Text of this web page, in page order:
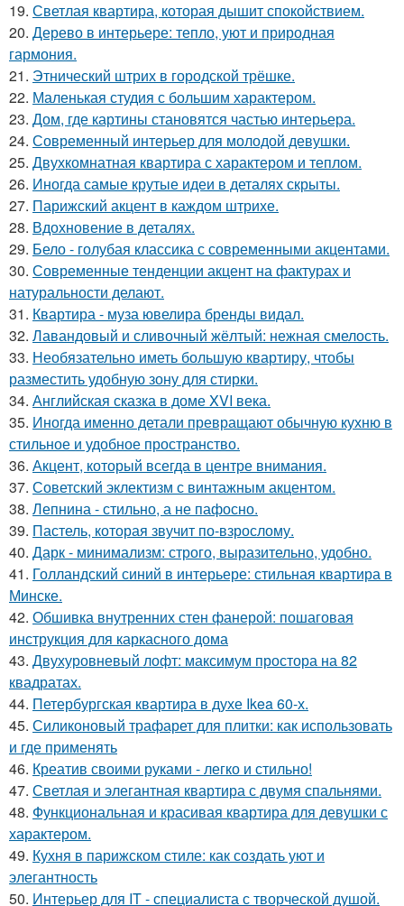
19. Светлая квартира, которая дышит спокойствием.
20. Дерево в интерьере: тепло, уют и природная
гармония.
21. Этнический штрих в городской трёшке.
22. Маленькая студия с большим характером.
23. Дом, где картины становятся частью интерьера.
24. Современный интерьер для молодой девушки.
25. Двухкомнатная квартира с характером и теплом.
26. Иногда самые крутые идеи в деталях скрыты.
27. Парижский акцент в каждом штрихе.
28. Вдохновение в деталях.
29. Бело - голубая классика с современными акцентами.
30. Современные тенденции акцент на фактурах и
натуральности делают.
31. Квартира - муза ювелира бренды видал.
32. Лавандовый и сливочный жёлтый: нежная смелость.
33. Необязательно иметь большую квартиру, чтобы
разместить удобную зону для стирки.
34. Английская сказка в доме XVI века.
35. Иногда именно детали превращают обычную кухню в
стильное и удобное пространство.
36. Акцент, который всегда в центре внимания.
37. Советский эклектизм с винтажным акцентом.
38. Лепнина - стильно, а не пафосно.
39. Пастель, которая звучит по-взрослому.
40. Дарк - минимализм: строго, выразительно, удобно.
41. Голландский синий в интерьере: стильная квартира в
Минске.
42. Обшивка внутренних стен фанерой: пошаговая
инструкция для каркасного дома
43. Двухуровневый лофт: максимум простора на 82
квадратах.
44. Петербургская квартира в духе Ikea 60-х.
45. Силиконовый трафарет для плитки: как использовать
и где применять
46. Креатив своими руками - легко и стильно!
47. Светлая и элегантная квартира с двумя спальнями.
48. Функциональная и красивая квартира для девушки с
характером.
49. Кухня в парижском стиле: как создать уют и
элегантность
50. Интерьер для IT - специалиста с творческой душой.